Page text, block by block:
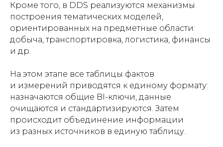
Кроме того, в DDS реализуются механизмы
построения тематических моделей,
ориентированных на предметные области:
добыча, транспортировка, логистика, финансы
и др.
На этом этапе все таблицы фактов
и измерений приводятся к единому формату:
назначаются общие BI-ключи, данные
очищаются и стандартизируются. Затем
происходит объединение информации
из разных источников в единую таблицу.